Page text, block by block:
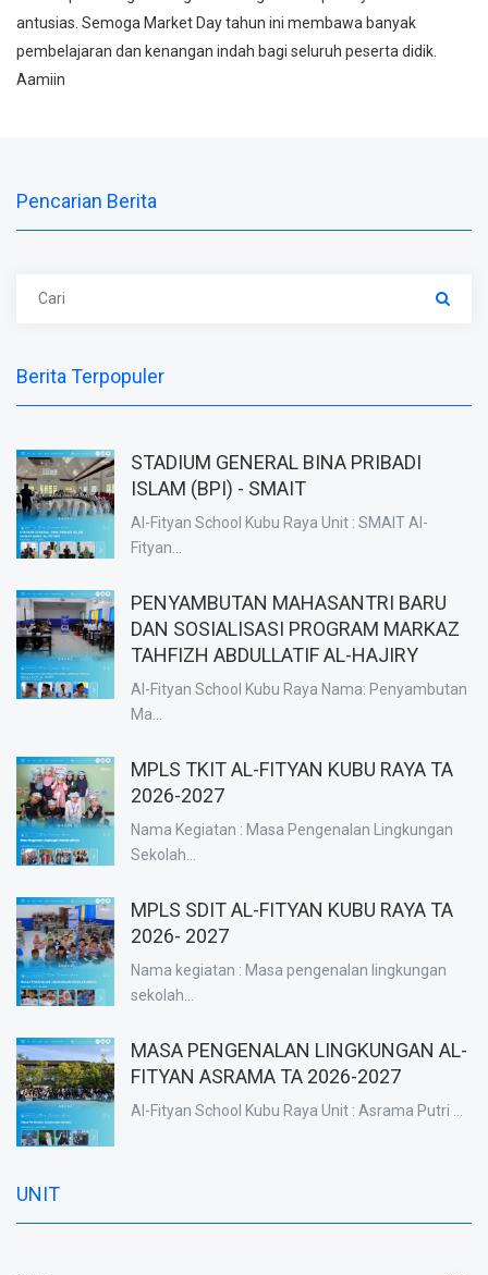
antusias. Semoga Market Day tahun ini membawa banyak
pembelajaran dan kenangan indah bagi seluruh peserta didik.
Aamiin
Pencarian Berita
Berita Terpopuler
STADIUM GENERAL BINA PRIBADI
ISLAM (BPI) - SMAIT
Al-Fityan School Kubu Raya Unit : SMAIT Al-
Fityan...
PENYAMBUTAN MAHASANTRI BARU
DAN SOSIALISASI PROGRAM MARKAZ
TAHFIZH ABDULLATIF AL-HAJIRY
Al-Fityan School Kubu Raya Nama: Penyambutan
Ma...
MPLS TKIT AL-FITYAN KUBU RAYA TA
2026-2027
Nama Kegiatan : Masa Pengenalan Lingkungan
Sekolah...
MPLS SDIT AL-FITYAN KUBU RAYA TA
2026- 2027
Nama kegiatan : Masa pengenalan lingkungan
sekolah...
MASA PENGENALAN LINGKUNGAN AL-
FITYAN ASRAMA TA 2026-2027
Al-Fityan School Kubu Raya Unit : Asrama Putri ...
UNIT